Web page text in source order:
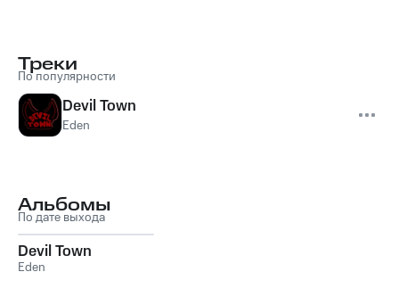
Треки
По популярности
Devil Town
Eden
Альбомы
По дате выхода
Devil Town
Eden